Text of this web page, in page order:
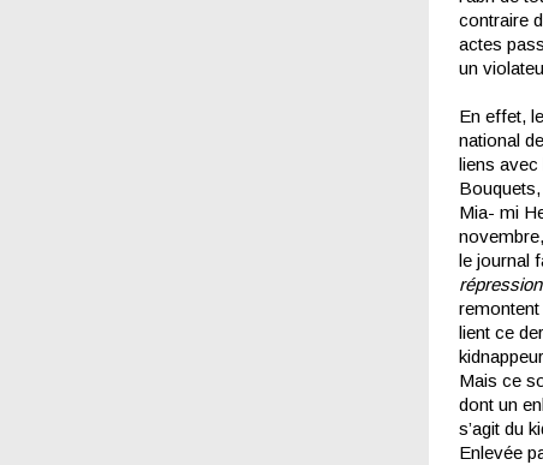
contraire
actes
un
En effet,
national
liens avec
Mia- mi
le journal
lient ce
Mais ce
dont un
s’agit du
Enlevée